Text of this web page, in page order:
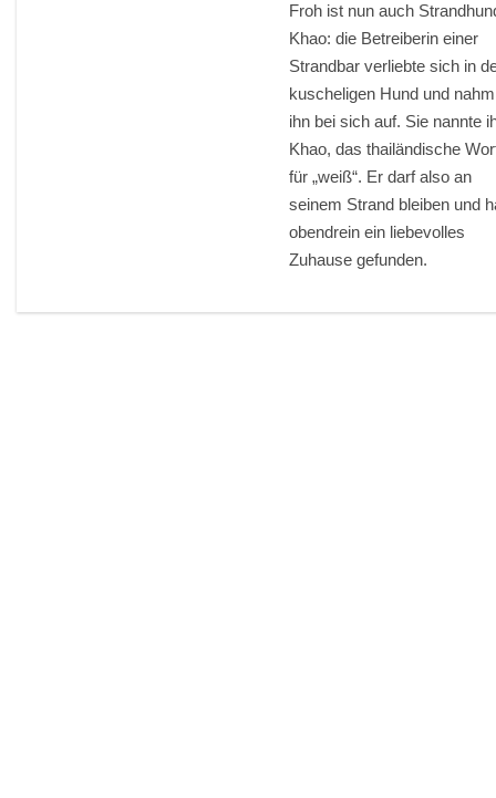
Froh ist nun auch
Khao: die Betreiberin einer
Strandbar verliebte sich in
kuscheligen Hund und nahm
ihn bei sich auf. Sie nannte
Khao, das thailändische
für „weiß“. Er darf also an
seinem Strand bleiben und
obendrein ein liebevolles
Zuhause gefunden.